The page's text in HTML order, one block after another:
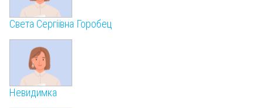
Света Сергіївна Горобец
Невидимка